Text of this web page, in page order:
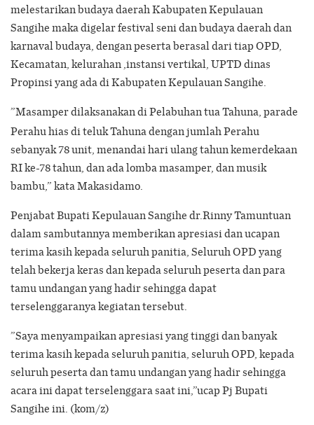
melestarikan budaya daerah Kabupaten Kepulauan
Sangihe maka digelar festival seni dan budaya daerah dan
karnaval budaya, dengan peserta berasal dari tiap OPD,
Kecamatan, kelurahan ,instansi vertikal, UPTD dinas
Propinsi yang ada di Kabupaten Kepulauan Sangihe.
”Masamper dilaksanakan di Pelabuhan tua Tahuna, parade
Perahu hias di teluk Tahuna dengan jumlah Perahu
sebanyak 78 unit, menandai hari ulang tahun kemerdekaan
RI ke-78 tahun, dan ada lomba masamper, dan musik
bambu,” kata Makasidamo.
Penjabat Bupati Kepulauan Sangihe dr.Rinny Tamuntuan
dalam sambutannya memberikan apresiasi dan ucapan
terima kasih kepada seluruh panitia, Seluruh OPD yang
telah bekerja keras dan kepada seluruh peserta dan para
tamu undangan yang hadir sehingga dapat
terselenggaranya kegiatan tersebut.
”Saya menyampaikan apresiasi yang tinggi dan banyak
terima kasih kepada seluruh panitia, seluruh OPD, kepada
seluruh peserta dan tamu undangan yang hadir sehingga
acara ini dapat terselenggara saat ini,”ucap Pj Bupati
Sangihe ini. (kom/z)